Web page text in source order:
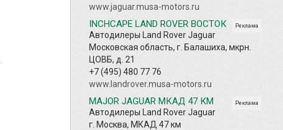
www.jaguar.musa-motors.ru
Реклама
INCHCAPE LAND ROVER ВОСТОК
Автодилеры Land Rover Jaguar
Московская область, г. Балашиха, мкрн.
ЦОВБ, д. 21
+7 (495) 480 77 76
www.landrover.musa-motors.ru
Реклама
MAJOR JAGUAR МКАД 47 КМ
Автодилеры Land Rover Jaguar
г. Москва, МКАД 47 км